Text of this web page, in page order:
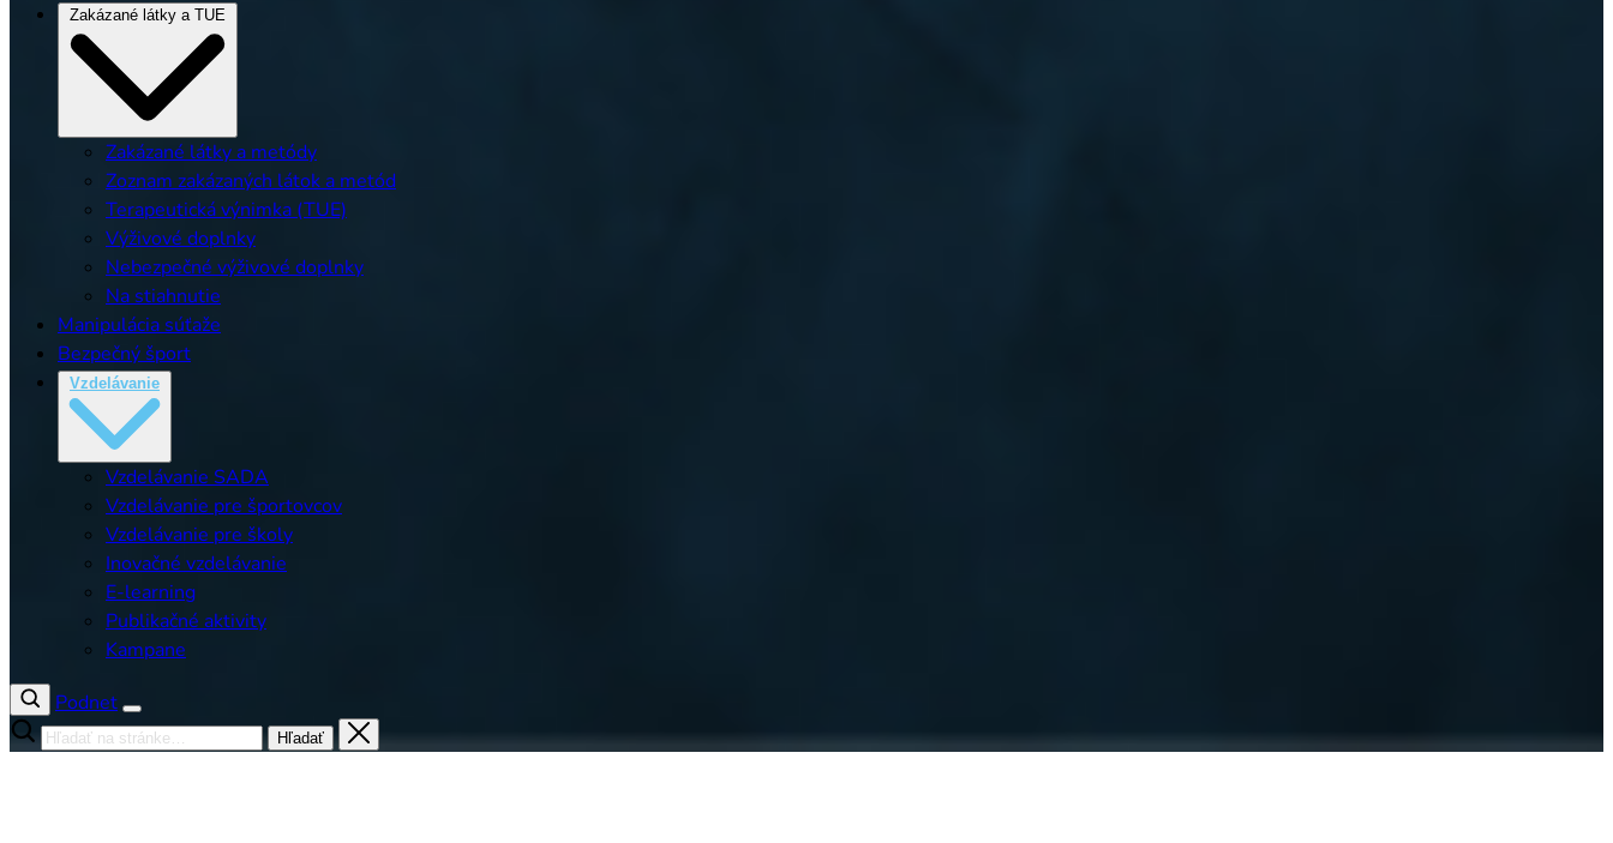
Zakázané látky a TUE
Zakázané látky a metódy
Zoznam zakázaných látok a metód
Terapeutická výnimka (TUE)
Výživové doplnky
Nebezpečné výživové doplnky
Na stiahnutie
Manipulácia súťaže
Bezpečný šport
Vzdelávanie
Vzdelávanie SADA
Vzdelávanie pre športovcov
Vzdelávanie pre školy
Inovačné vzdelávanie
E-learning
Publikačné aktivity
Kampane
Podnet
Hľadať